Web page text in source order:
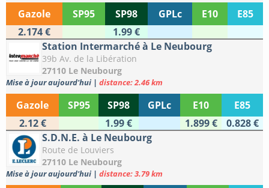
Gazole SP95 SP98 GPLc E10
E85
2.174 €
1.99 €
Station Intermarché à Le Neubourg
39b Av. de la Libération
27110 Le Neubourg
Mise à jour aujourd'hui | distance: 2.46 km
Gazole SP95 SP98 GPLc E10
E85
2.12 €
1.99 € 1.899 €
0.828 €
S.D.N.E. à Le Neubourg
Route de Louviers
27110 Le Neubourg
Mise à jour aujourd'hui | distance: 3.79 km